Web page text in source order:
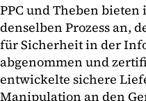
PPC und Theben
denselben Prozess an,
für Sicherheit in der
abgenommen und
entwickelte sichere
Manipulation an den